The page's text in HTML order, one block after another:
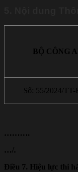
BỘ CÔNG
Số: 55/2024/TT-
……….
…/.
Điều 7. Hiệu lực thi